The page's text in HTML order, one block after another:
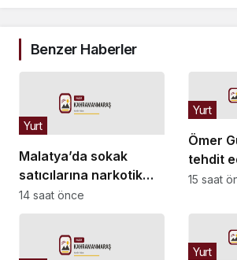
Benzer Haberler
Malatya’da sokak
satıcılarına narkotik
operasyonu: 11 şüpheli
tutuklandı
Yurt
14 saat önce
Ömer
tehdit
iftira
Yurt
15 saat
Yurt